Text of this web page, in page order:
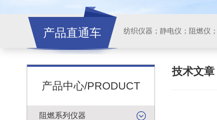
产品直通车 纺织仪器；静电仪；阻燃仪
技术文章
产品中心/PRODUCT
阻燃系列仪器